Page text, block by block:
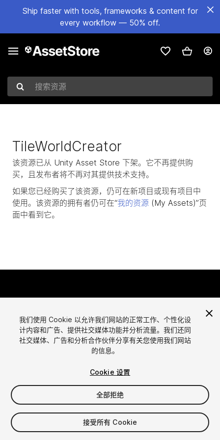
Ship faster with tools, frameworks & content for
every workflow — 50% off.
搜索资源
TileWorldCreator
该资源已从 Unity Asset Store 下架。它不再提供购
买，且发布者将不再对其提供技术支持。
如果您已经购买了该资源，仍可在新项目或现有项目中
使用。该资源的拥有者仍可在“我的资源 (My Assets)”页
面中看到它。
语言
日本語
通过Unity出售资源
出售资源
资源上传指南
发布商登录
常见问题
我们使用 Cookie 以允许我们网站的正常工作、个性化设
计内容和广告、提供社交媒体功能并分析流量。我们还同
社交媒体、广告和分析合作伙伴分享有关您使用我们网站
的信息。
Cookie 设置
全部拒绝
接受所有 Cookie